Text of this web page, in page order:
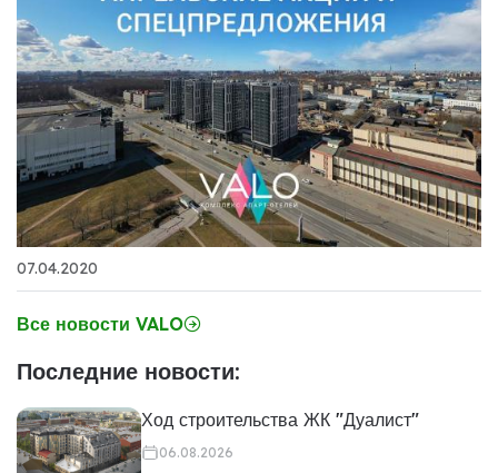
07.04.2020
Все новости VALO
Последние новости:
Ход строительства ЖК "Дуалист"
06.08.2026